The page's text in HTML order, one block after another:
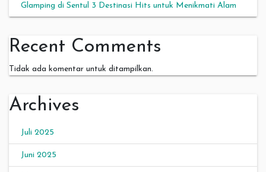
Glamping di Sentul 3 Destinasi Hits untuk Menikmati Alam
Recent Comments
Tidak ada komentar untuk ditampilkan.
Archives
Juli 2025
Juni 2025